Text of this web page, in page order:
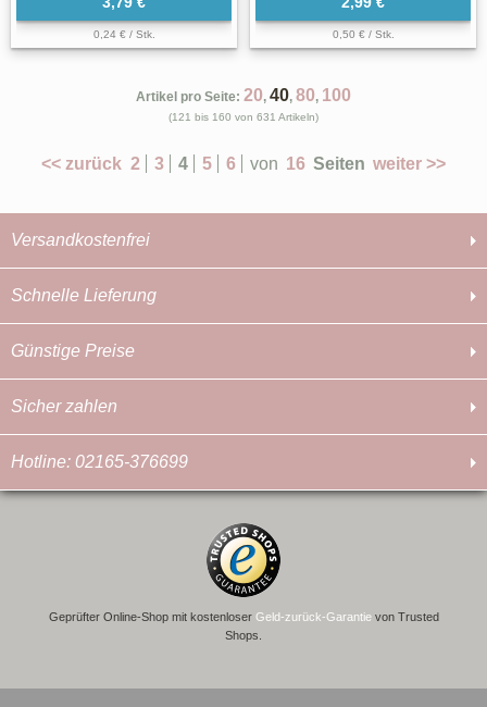
Versandkostenfrei
Schnelle Lieferung
Günstige Preise
Sicher zahlen
Hotline: 02165-376699
0,24 € / Stk. 0,50 € / Stk.
Artikel pro Seite: 20, 40, 80, 100
(121 bis 160 von 631 Artikeln)
<< zurück 2 3 4 5 6 von 16 Seiten weiter >>
Geprüfter Online-Shop mit kostenloser Geld-zurück-Garantievon Trusted
Shops.